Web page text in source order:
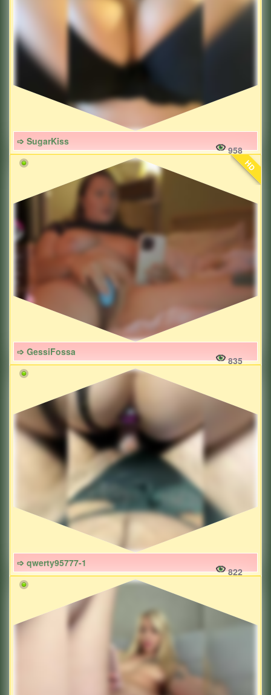
➩ SugarKiss
958
HD
➩ GessiFossa
835
➩ qwerty95777-1
822